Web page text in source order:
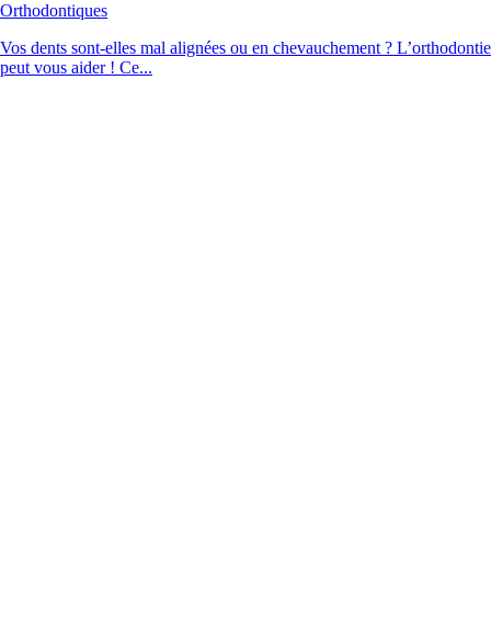
Orthodontiques
Vos dents sont-elles mal alignées ou en chevauchement ? L’orthodontie
peut vous aider ! Ce...